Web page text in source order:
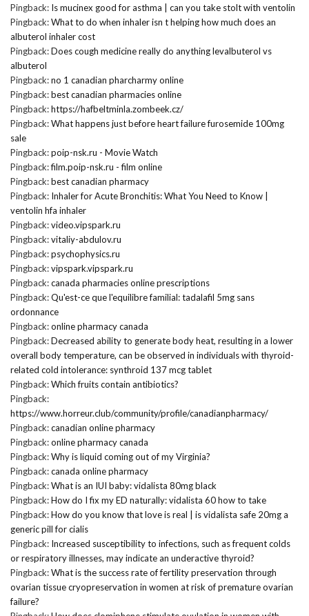
Pingback: Is mucinex good for asthma | can you take stolt with ventolin
Pingback:What to do when inhaler isn t helping how much does an
albuterol inhaler cost
Pingback:Does cough medicine really do anything levalbuterol vs
albuterol
Pingback:no 1 canadian pharcharmy online
Pingback:best canadian pharmacies online
Pingback:https://hafbeltminla.zombeek.cz/
Pingback:What happens just before heart failure furosemide 100mg
sale
Pingback:poip-nsk.ru - Movie Watch
Pingback:film.poip-nsk.ru - film online
Pingback:best canadian pharmacy
Pingback: Inhaler for Acute Bronchitis: What You Need to Know |
ventolin hfa inhaler
Pingback:video.vipspark.ru
Pingback:vitaliy-abdulov.ru
Pingback:psychophysics.ru
Pingback:vipspark.vipspark.ru
Pingback:canada pharmacies online prescriptions
Pingback:Qu'est-ce que l'equilibre familial: tadalafil 5mg sans
ordonnance
Pingback:online pharmacy canada
Pingback:Decreased ability to generate body heat, resulting in a lower
overall body temperature, can be observed in individuals with thyroid-
related cold intolerance: synthroid 137 mcg tablet
Pingback:Which fruits contain antibiotics?
Pingback:
https://www.horreur.club/community/profile/canadianpharmacy/
Pingback:canadian online pharmacy
Pingback:online pharmacy canada
Pingback:Why is liquid coming out of my Virginia?
Pingback:canada online pharmacy
Pingback:What is an IUI baby: vidalista 80mg black
Pingback:How do I fix my ED naturally: vidalista 60 how to take
Pingback:How do you know that love is real | is vidalista safe 20mg a
generic pill for cialis
Pingback: Increased susceptibility to infections, such as frequent colds
or respiratory illnesses, may indicate an underactive thyroid?
Pingback:What is the success rate of fertility preservation through
ovarian tissue cryopreservation in women at risk of premature ovarian
failure?